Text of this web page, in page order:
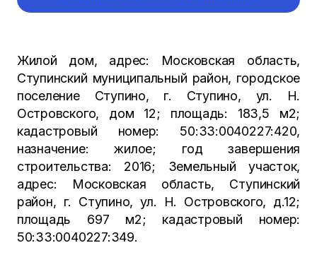
Жилой дом, адрес: Московская область,
Ступинский муниципальный район, городское
поселение Ступино, г. Ступино, ул. Н.
Островского, дом 12; площадь: 183,5 м2;
кадастровый номер: 50:33:0040227:420,
назначение: жилое; год завершения
строительства: 2016; Земельный участок,
адрес: Московская область, Ступинский
район, г. Ступино, ул. Н. Островского, д.12;
площадь 697 м2; кадастровый номер:
50:33:0040227:349.